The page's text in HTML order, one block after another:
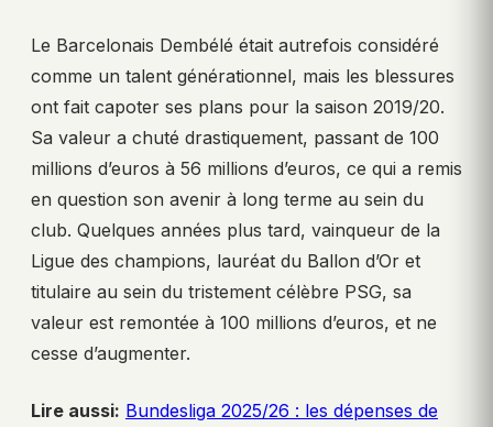
Le Barcelonais Dembélé était autrefois considéré
comme un talent générationnel, mais les blessures
ont fait capoter ses plans pour la saison 2019/20.
Sa valeur a chuté drastiquement, passant de 100
millions d’euros à 56 millions d’euros, ce qui a remis
en question son avenir à long terme au sein du
club. Quelques années plus tard, vainqueur de la
Ligue des champions, lauréat du Ballon d’Or et
titulaire au sein du tristement célèbre PSG, sa
valeur est remontée à 100 millions d’euros, et ne
cesse d’augmenter.
Lire aussi: Bundesliga 2025/26 : les dépenses de